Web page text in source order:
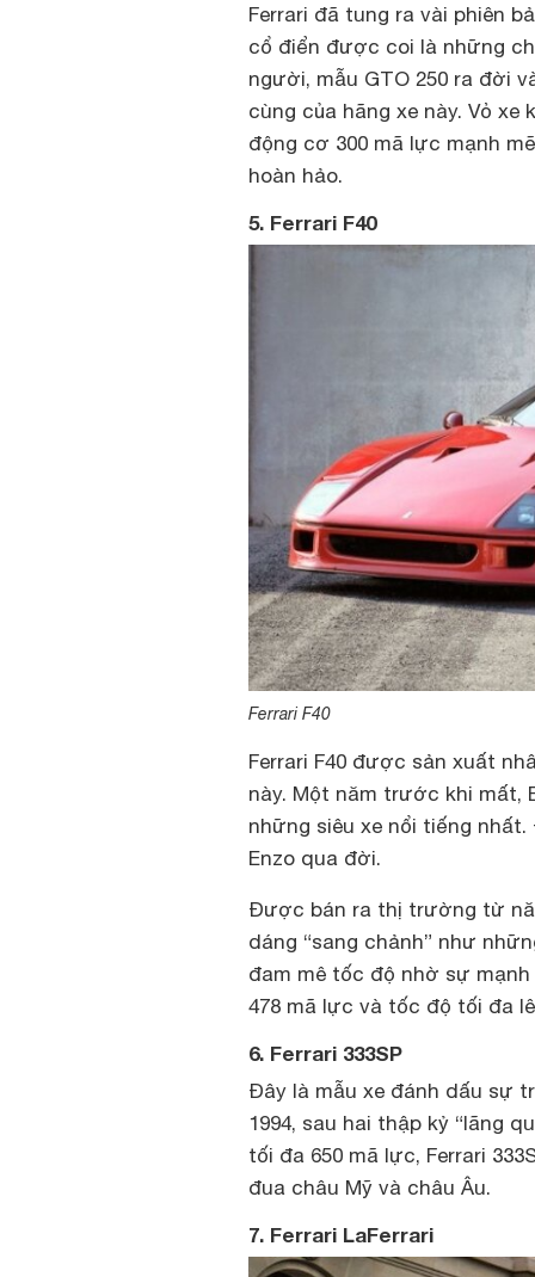
Ferrari đã tung ra vài phiên
cổ điển được coi là những
người, mẫu GTO 250 ra đời
cùng của hãng xe này. Vỏ
động cơ 300 mã lực mạnh
hoàn hảo.
5. Ferrari F40
Ferrari F40
Ferrari F40 được sản xuất
này. Một năm trước khi mất,
những siêu xe nổi tiếng
Enzo qua đời.
Được bán ra thị trường từ
dáng “sang chảnh” như
đam mê tốc độ nhờ sự
478 mã lực và tốc độ tối đa
6. Ferrari 333SP
Đây là mẫu xe đánh dấu sự
1994, sau hai thập kỷ “lãng
tối đa 650 mã lực, Ferrari
đua châu Mỹ và châu Âu.
7. Ferrari LaFerrari